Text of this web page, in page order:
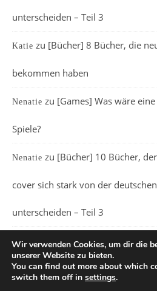
unterscheiden – Teil 3
Katie zu [Bücher] 8 Bücher, die
bekommen haben
Nenatie zu [Games] Was wäre
Spiele?
Nenatie zu [Bücher] 10 Bücher,
cover sich stark von der
unterscheiden – Teil 3
Wir verwenden Cookies, um dir die
unserer Website zu bieten.
You can find out more about which
switch them off in settings.